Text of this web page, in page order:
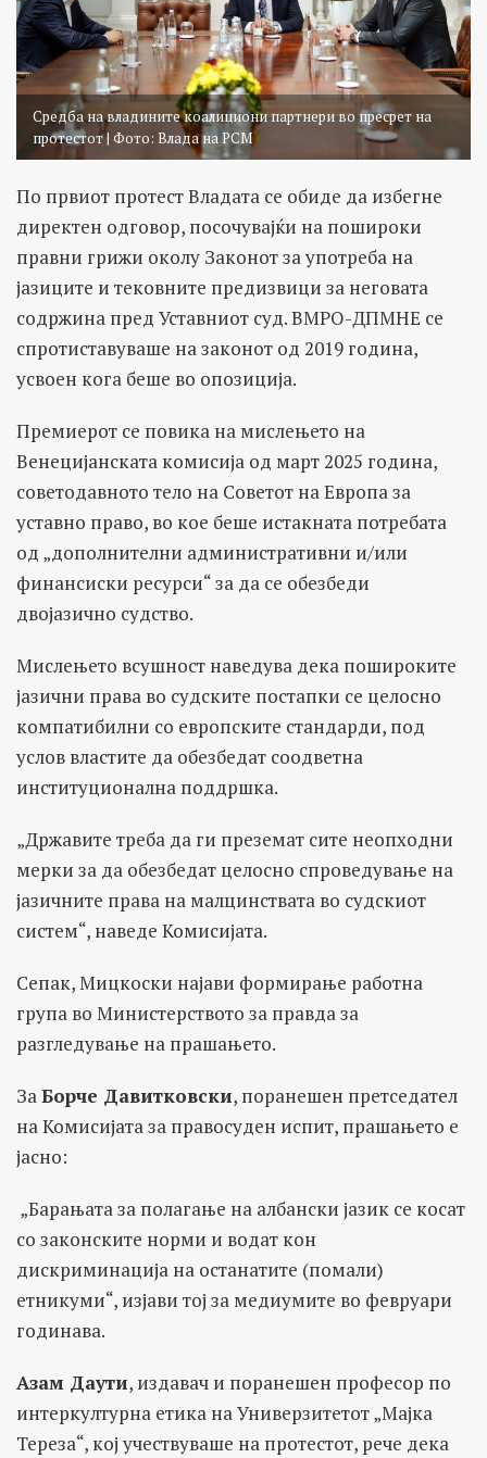
Средба на владините коалициони партнери во пресрет на
протестот | Фото: Влада на РСМ
По првиот протест Владата се обиде да избегне
директен одговор, посочувајќи на пошироки
правни грижи околу Законот за употреба на
јазиците и тековните предизвици за неговата
содржина пред Уставниот суд. ВМРО-ДПМНЕ се
спротиставуваше на законот од 2019 година,
усвоен кога беше во опозиција.
Премиерот се повика на мислењето на
Венецијанската комисија од март 2025 година,
советодавното тело на Советот на Европа за
уставно право, во кое беше истакната потребата
од „дополнителни административни и/или
финансиски ресурси“ за да се обезбеди
двојазично судство.
Мислењето всушност наведува дека пошироките
јазични права во судските постапки се целосно
компатибилни со европските стандарди, под
услов властите да обезбедат соодветна
институционална поддршка.
„Државите треба да ги преземат сите неопходни
мерки за да обезбедат целосно спроведување на
јазичните права на малцинствата во судскиот
систем“, наведе Комисијата.
Сепак, Мицкоски најави формирање работна
група во Министерството за правда за
разгледување на прашањето.
ЗаБорче Давитковски, поранешен претседател
на Комисијата за правосуден испит, прашањето е
јасно:
„Барањата за полагање на албански јазик се косат
со законските норми и водат кон
дискриминација на останатите (помали)
етникуми“, изјави тој за медиумите во февруари
годинава.
Азам Даути, издавач и поранешен професор по
интеркултурна етика на Универзитетот „Мајка
Тереза“, кој учествуваше на протестот, рече дека